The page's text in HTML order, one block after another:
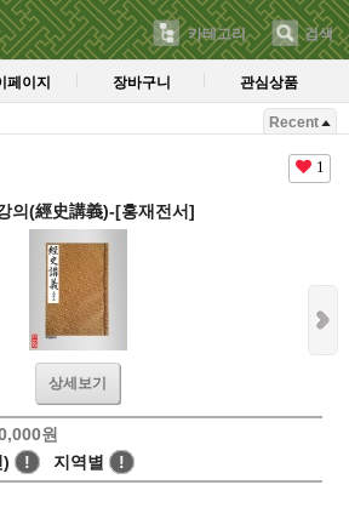
카테고리 검색
페이지 장바구니 관심상품
Recent
1
의(經史講義)-[홍재전서]
상세보기
원
) ! 지역별 !